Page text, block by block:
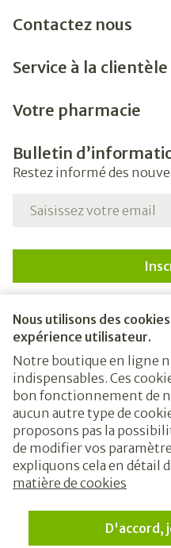
Nous utilisons des
expérience utilisateur.
Notre boutique en ligne
indispensables. Ces
bon fonctionnement de
aucun autre type de
proposons pas la
de modifier vos
expliquons cela en détail
matière de cookies
D'accord,
Contactez nous
Service à la clientèle
Votre pharmacie
Bulletin
Restez informé des
Adresse mail
newsletter et acceptez notre
Liens légaux